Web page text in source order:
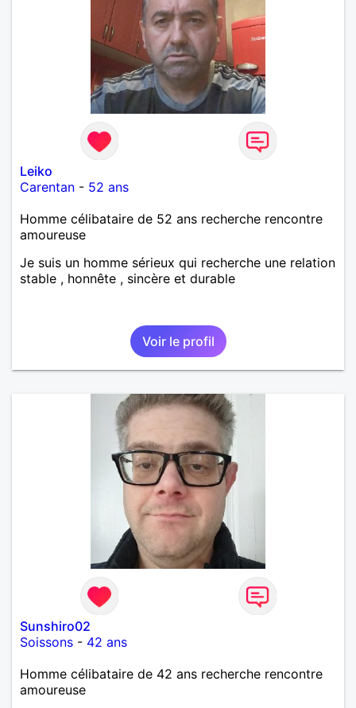
Leiko
Carentan - 52 ans
Homme célibataire de 52 ans recherche rencontre
amoureuse
Je suis un homme sérieux qui recherche une relation
stable , honnête , sincère et durable
Voir le profil
Sunshiro02
Soissons - 42 ans
Homme célibataire de 42 ans recherche rencontre
amoureuse